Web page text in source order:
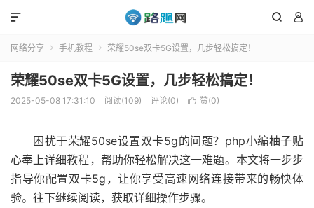
 

网络分享  手机教程  荣耀50se双卡5G设置，几步轻松搞定！
荣耀50se双卡5G设置，几步轻松搞定！
2025-05-08 17:31:10 阅读(109) 评论(0)  赞(0)
困扰于荣耀50se设置双卡5g的问题？php小编柚子贴
心奉上详细教程，帮助你轻松解决这一难题。本文将一步步
指导你配置双卡5g，让你享受高速网络连接带来的畅快体
验。往下继续阅读，获取详细操作步骤。